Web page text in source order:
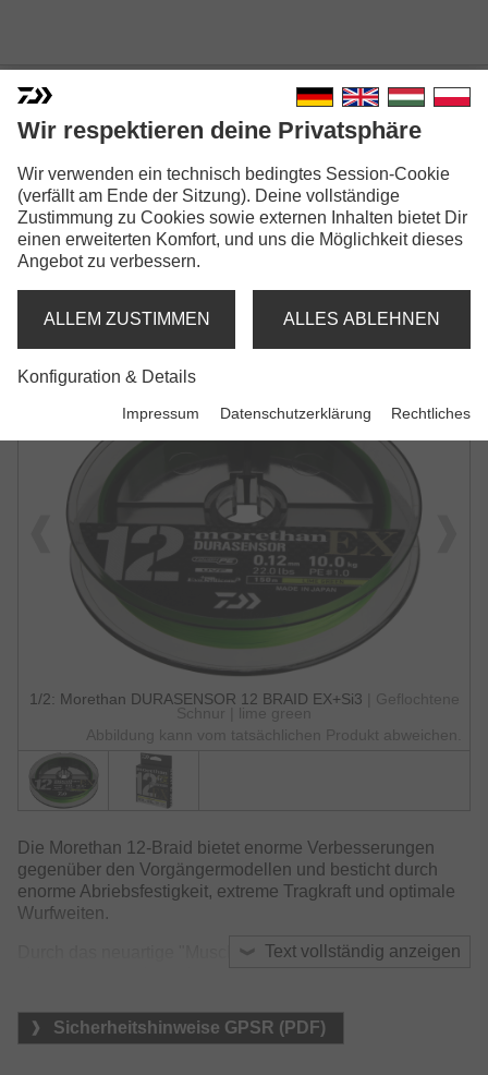
MORETHAN DURASENSOR
12 BRAID EX+SI3
GEFLOCHTENE SCHNUR | LIME GREEN
1/2: Morethan DURASENSOR 12 BRAID EX+Si3
| Geflochtene
Schnur | lime green
Abbildung kann vom tatsächlichen Produkt abweichen.
Text vollständig anzeigen
Die Morethan 12-Braid bietet enorme Verbesserungen
gegenüber den Vorgängermodellen und besticht durch
enorme Abriebsfestigkeit, extreme Tragkraft und optimale
Wurfweiten.
Durch das neuartige "Muscle PE"-Flechtverfahren wird
Braid-Flechtungen nahezu keine Hohlräume erzeugt und
somit die Aufnahme von Wasser und Feuchtigkeit deutlich
Sicherheitshinweise GPSR (PDF)
Wir respektieren deine Privatsphäre
Wir verwenden ein technisch bedingtes Session-Cookie
(verfällt am Ende der Sitzung). Deine vollständige
Zustimmung zu Cookies sowie externen Inhalten bietet Dir
einen erweiterten Komfort, und uns die Möglichkeit dieses
Angebot zu verbessern.
ALLEM ZUSTIMMEN ALLES ABLEHNEN
Konfiguration & Details
Impressum Datenschutzerklärung Rechtliches